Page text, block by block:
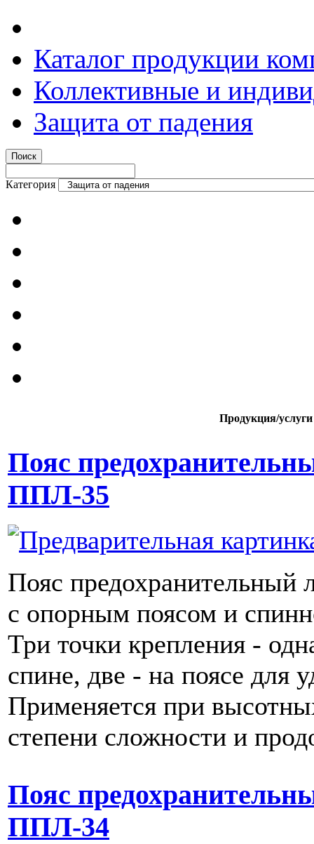
Каталог продукции
Коллективные и
Защита от падения
Категория
Продукция/услуги
Пояс
ППЛ-35
Пояс
с опорным поясом и
Три точки крепления -
спине, две - на поясе для
Применяется при
степени сложности и
Пояс
ППЛ-34